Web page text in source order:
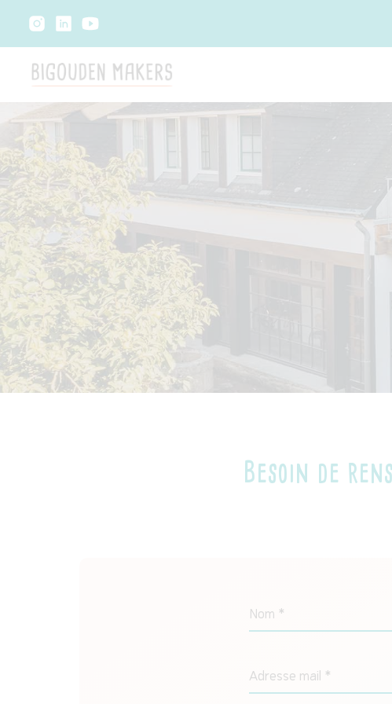
Besoin de
Nom *
Adresse mail *